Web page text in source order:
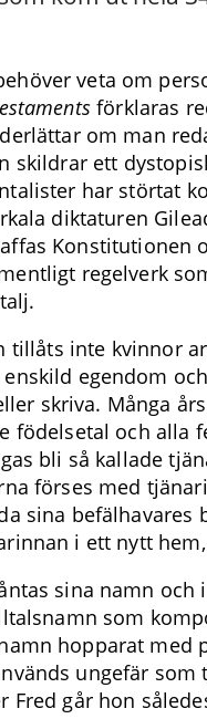
veta om
förklaras
om man
skildrar ett
har störtat
diktaturen
Konstitutionen
regelverk
tillåts inte kvinnor
egendom
skriva. Många
födelsetal och alla
bli så kallade
förses med
sina befälhavares
i ett nytt
sina namn
som
hopparat med
ungefär som
Fred går hon